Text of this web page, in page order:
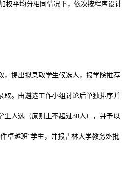
权平均分相同情况下，依次按程序设计
，提出拟录取学生候选人，报学院推荐
取。由遴选工作小组讨论后单独排序并
生人选（原则上不超过30人），并予以
卓越班”学生，并报吉林大学教务处批